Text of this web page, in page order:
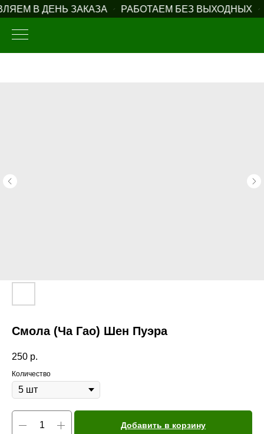
В ДЕНЬ ЗАКАЗА РАБОТАЕМ БЕЗ ВЫХОДНЫХ
Смола (Ча Гао) Шен Пуэра
250 р.
Количество
Добавить в корзину